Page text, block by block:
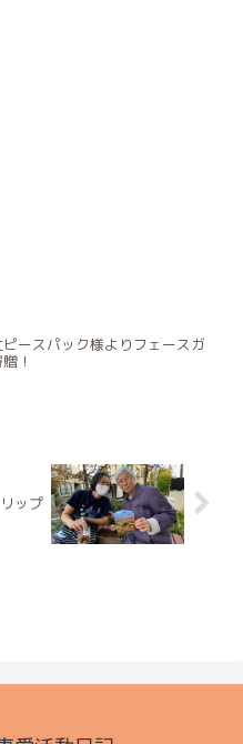
ースパック様よりフェースガ
！
ップ